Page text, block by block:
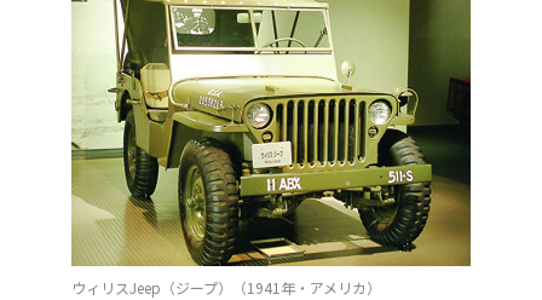
ウィリスJeep（ジープ）（1941年・アメリカ）